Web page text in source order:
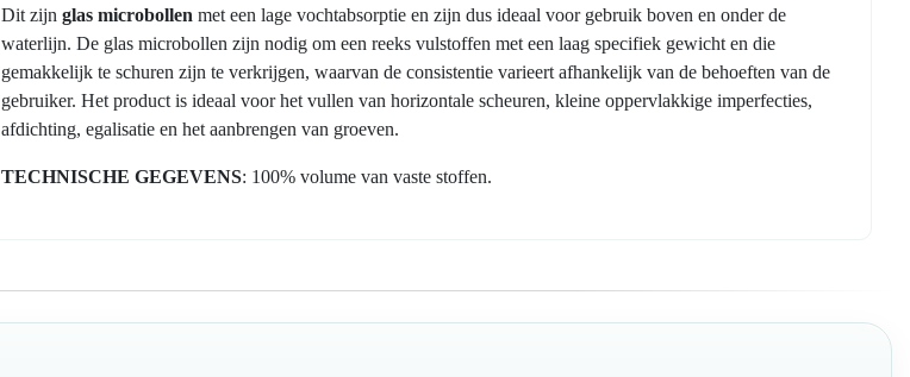
Dit zijnglas microbollen met een lage vochtabsorptie en zijn dus ideaal voor gebruik boven en onder de
waterlijn. De glas microbollen zijn nodig om een reeks vulstoffen met een laag specifiek gewicht en die
gemakkelijk te schuren zijn te verkrijgen, waarvan de consistentie varieert afhankelijk van de behoeften van de
gebruiker. Het product is ideaal voor het vullen van horizontale scheuren, kleine oppervlakkige imperfecties,
afdichting, egalisatie en het aanbrengen van groeven.
TECHNISCHE GEGEVENS: 100% volume van vaste stoffen.